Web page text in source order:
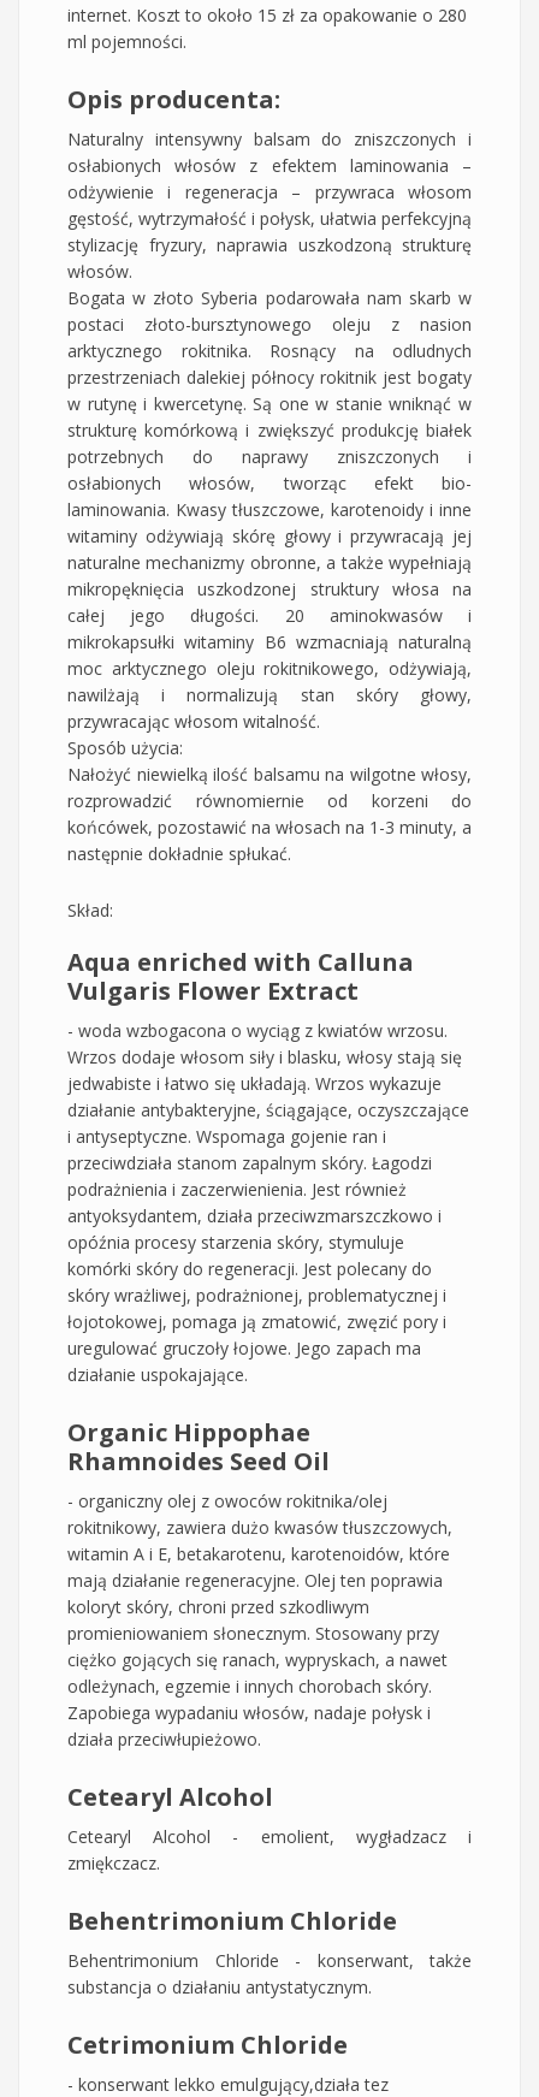
internet. Koszt to około 15 zł za opakowanie o 280
ml pojemności.
Opis producenta:
Naturalny intensywny balsam do zniszczonych i
osłabionych włosów z efektem laminowania –
odżywienie i regeneracja – przywraca włosom
gęstość, wytrzymałość i połysk, ułatwia perfekcyjną
stylizację fryzury, naprawia uszkodzoną strukturę
włosów.
Bogata w złoto Syberia podarowała nam skarb w
postaci złoto-bursztynowego oleju z nasion
arktycznego rokitnika. Rosnący na odludnych
przestrzeniach dalekiej północy rokitnik jest bogaty
w rutynę i kwercetynę. Są one w stanie wniknąć w
strukturę komórkową i zwiększyć produkcję białek
potrzebnych do naprawy zniszczonych i
osłabionych włosów, tworząc efekt bio-
laminowania. Kwasy tłuszczowe, karotenoidy i inne
witaminy odżywiają skórę głowy i przywracają jej
naturalne mechanizmy obronne, a także wypełniają
mikropęknięcia uszkodzonej struktury włosa na
całej jego długości. 20 aminokwasów i
mikrokapsułki witaminy B6 wzmacniają naturalną
moc arktycznego oleju rokitnikowego, odżywiają,
nawilżają i normalizują stan skóry głowy,
przywracając włosom witalność.
Sposób użycia:
Nałożyć niewielką ilość balsamu na wilgotne włosy,
rozprowadzić równomiernie od korzeni do
końcówek, pozostawić na włosach na 1-3 minuty, a
następnie dokładnie spłukać.
Skład:
Aqua enriched with Calluna
Vulgaris Flower Extract
- woda wzbogacona o wyciąg z kwiatów wrzosu.
Wrzos dodaje włosom siły i blasku, włosy stają się
jedwabiste i łatwo się układają. Wrzos wykazuje
działanie antybakteryjne, ściągające, oczyszczające
i antyseptyczne. Wspomaga gojenie ran i
przeciwdziała stanom zapalnym skóry. Łagodzi
podrażnienia i zaczerwienienia. Jest również
antyoksydantem, działa przeciwzmarszczkowo i
opóźnia procesy starzenia skóry, stymuluje
komórki skóry do regeneracji. Jest polecany do
skóry wrażliwej, podrażnionej, problematycznej i
łojotokowej, pomaga ją zmatowić, zwęzić pory i
uregulować gruczoły łojowe. Jego zapach ma
działanie uspokajające.
Organic Hippophae
Rhamnoides Seed Oil
- organiczny olej z owoców rokitnika/olej
rokitnikowy, zawiera dużo kwasów tłuszczowych,
witamin A i E, betakarotenu, karotenoidów, które
mają działanie regeneracyjne. Olej ten poprawia
koloryt skóry, chroni przed szkodliwym
promieniowaniem słonecznym. Stosowany przy
ciężko gojących się ranach, wypryskach, a nawet
odleżynach, egzemie i innych chorobach skóry.
Zapobiega wypadaniu włosów, nadaje połysk i
działa przeciwłupieżowo.
Cetearyl Alcohol
Cetearyl Alcohol - emolient, wygładzacz i
zmiękczacz.
Behentrimonium Chloride
Behentrimonium Chloride - konserwant, także
substancja o działaniu antystatycznym.
Cetrimonium Сhloride
- konserwant lekko emulgujący,działa tez